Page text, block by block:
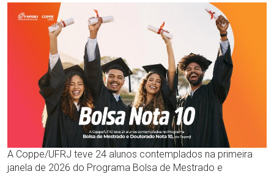
A Coppe/UFRJ teve 24 alunos contemplados na primeira
janela de 2026 do Programa Bolsa de Mestrado e